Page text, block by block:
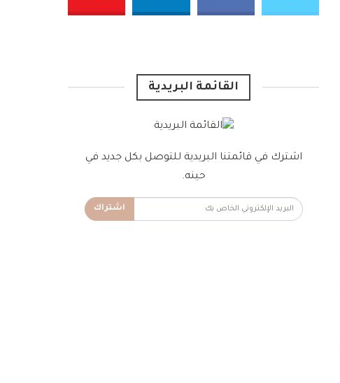
القائمة البريدية
اشترك في قائمتنا البريدية للتوصل بكل جديد في
حينه.
اشتراك